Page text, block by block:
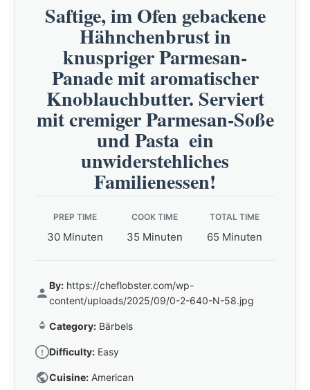
Saftige, im Ofen gebackene
Hähnchenbrust in
knuspriger Parmesan-
Panade mit aromatischer
Knoblauchbutter. Serviert
mit cremiger Parmesan-Soße
und Pasta  ein
unwiderstehliches
Familienessen!
PREP TIME
30 Minuten
COOK TIME
35 Minuten
TOTAL TIME
65 Minuten
By: https://cheflobster.com/wp-
content/uploads/2025/09/0-2-640-N-58.jpg
Category: Bärbels
Difficulty: Easy
Cuisine: American